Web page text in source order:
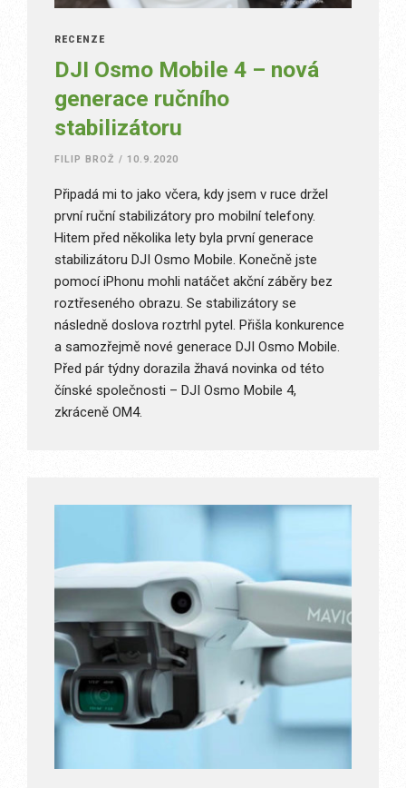
RECENZE
DJI Osmo Mobile 4 – nová
generace ručního
stabilizátoru
FILIP BROŽ / 10.9.2020
Připadá mi to jako včera, kdy jsem v ruce držel
první ruční stabilizátory pro mobilní telefony.
Hitem před několika lety byla první generace
stabilizátoru DJI Osmo Mobile. Konečně jste
pomocí iPhonu mohli natáčet akční záběry bez
roztřeseného obrazu. Se stabilizátory se
následně doslova roztrhl pytel. Přišla konkurence
a samozřejmě nové generace DJI Osmo Mobile.
Před pár týdny dorazila žhavá novinka od této
čínské společnosti – DJI Osmo Mobile 4,
zkráceně OM4.